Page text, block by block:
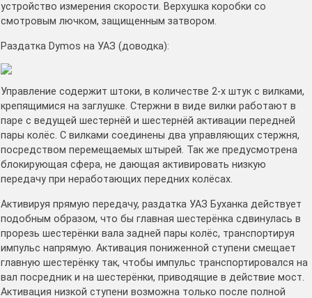
устройство измерения скорости. Верхушка коробки со
смотровым лючком, защищенным затвором.
Раздатка Dymos на УАЗ (доводка):
Управление содержит штоки, в количестве 2-х штук с вилками,
крепящимися на заглушке. Стержни в виде вилки работают в
паре с ведущей шестернёй и шестернёй активации передней
пары колёс. С вилками соединены два управляющих стержня,
посредством перемещаемых штырей. Так же предусмотрена
блокирующая сфера, не дающая активировать низкую
передачу при неработающих передних колёсах.
Активируя прямую передачу, раздатка УАЗ Буханка действует
подобным образом, что бы главная шестерёнка сдвинулась в
прорезь шестерёнки вала задней пары колёс, транспортируя
импульс напрямую. Активация пониженной ступени смещает
главную шестерёнку так, чтобы импульс транспортировался на
вал посредник и на шестерёнки, приводящие в действие мост.
Активация низкой ступени возможна только после полной